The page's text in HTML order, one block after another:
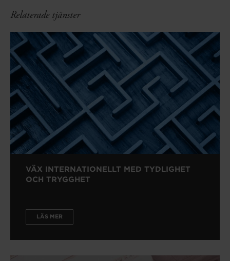
Relaterade tjänster
VÄX INTERNATIONELLT MED TYDLIGHET
OCH TRYGGHET
LÄS MER